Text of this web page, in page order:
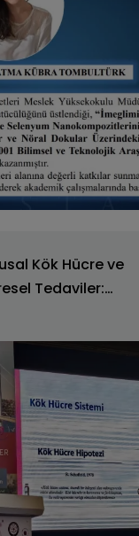
Kök Hücre ve
Tedaviler: